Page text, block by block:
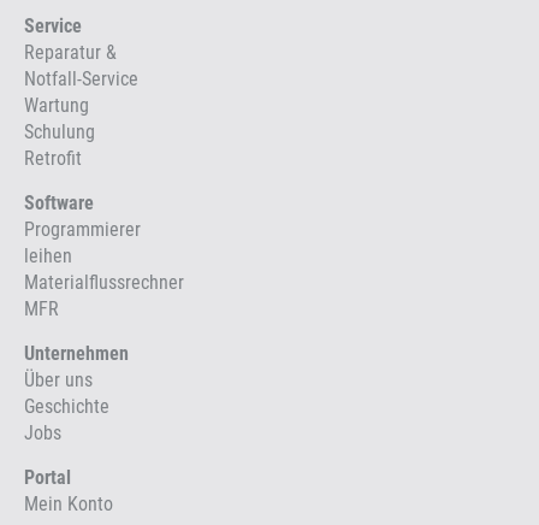
Service
Reparatur &
Notfall-Service
Wartung
Schulung
Retrofit
Software
Programmierer
leihen
Materialflussrechner
MFR
Unternehmen
Über uns
Geschichte
Jobs
Portal
Mein Konto